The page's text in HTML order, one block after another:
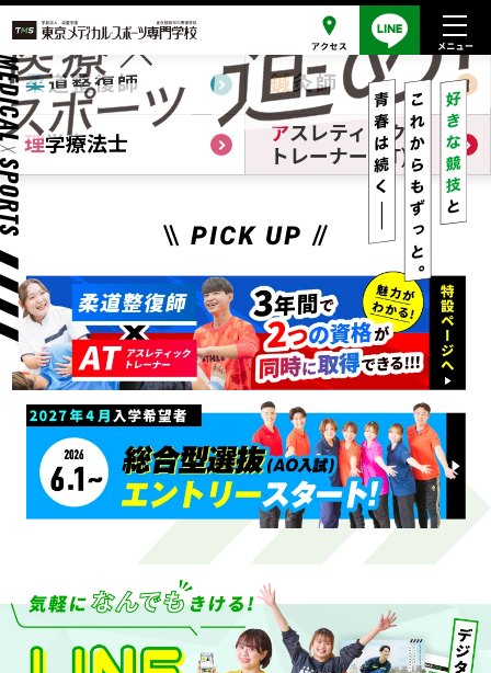
柔道整復師 鍼灸師
理学療法士 アスレティック
トレーナー(AT)